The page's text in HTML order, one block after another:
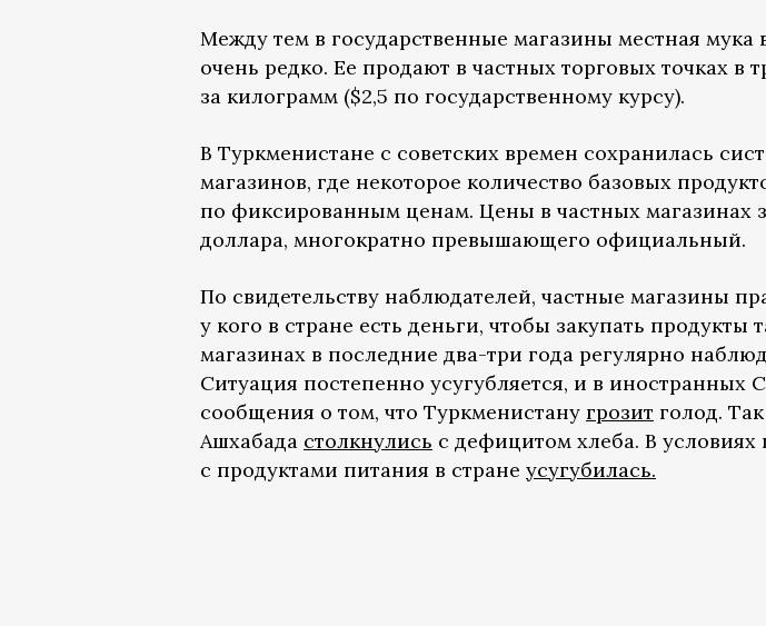
Между тем в государственные магазины местная мука
очень редко. Ее продают в частных торговых точках в
за килограмм ($2,5 по государственному курсу).
В Туркменистане с советских времен сохранилась
магазинов, где некоторое количество базовых
по фиксированным ценам. Цены в частных магазинах
доллара, многократно превышающего официальный.
По свидетельству наблюдателей, частные магазины
у кого в стране есть деньги, чтобы закупать продукты
магазинах в последние два-три года регулярно
Ситуация постепенно усугубляется, и в иностранных
сообщения о том, что Туркменистану грозит голод.
Ашхабада столкнулись с дефицитом хлеба. В
с продуктами питания в стране усугубилась.